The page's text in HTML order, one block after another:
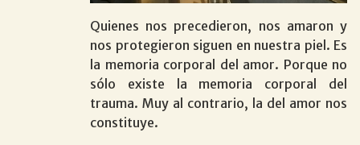
Quienes nos precedieron, nos amaron y
nos protegieron siguen en nuestra piel. Es
la memoria corporal del amor. Porque no
sólo existe la memoria corporal del
trauma. Muy al contrario, la del amor nos
constituye.